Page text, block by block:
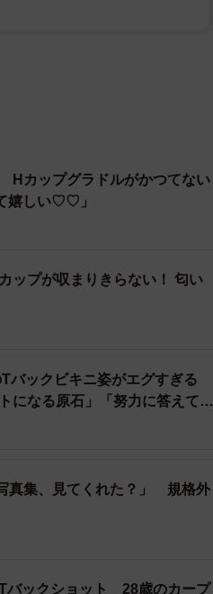
カップグラドルがかつてない
嬉しい♡♡」
ップが収まりきらない！ 匂い
バックビキニ姿がエグすぎる
になる原石」「努力に答えてく
真集、見てくれた？」 規格外
バックショット 28歳のカープ